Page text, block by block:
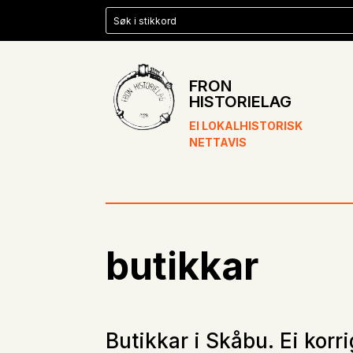
FRON
HISTORIELAG
EI LOKALHISTORISK
NETTAVIS
butikkar
Butikkar i Skåbu. Ei